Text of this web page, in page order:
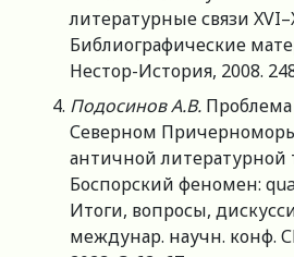
литературные связи
Библиографические
Нестор-История, 2008.
Подосинов А.В.
Северном
античной
Боспорский феномен:
Итоги, вопросы,
междунар. научн. конф.